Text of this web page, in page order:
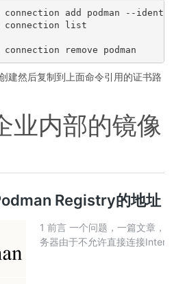
connection add podman --identity
connection list
建然后复制到上面命令引用的证书路
业内部的镜像